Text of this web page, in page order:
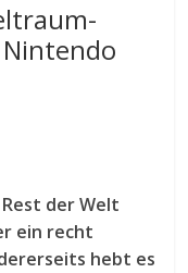
der Welt
ein recht
hebt es